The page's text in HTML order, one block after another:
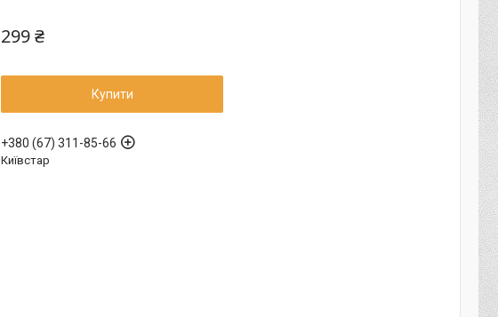
299 ₴
Купити
+380 (67) 311-85-66
Київстар